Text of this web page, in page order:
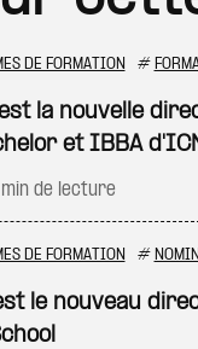
DE FORMATION #
la nouvelle
et IBBA
de lecture
DE FORMATION #
le nouveau